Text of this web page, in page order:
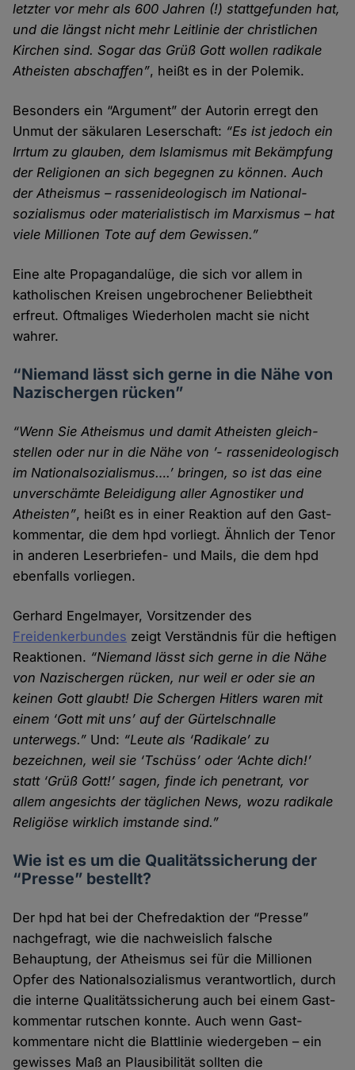
letzter vor mehr als 600 Jahren (!) statt­gefunden hat,
und die längst nicht mehr Leit­linie der christlichen
Kirchen sind. Sogar das Grüß Gott wollen radikale
Atheisten abschaffen”, heißt es in der Polemik.
Besonders ein “Argument” der Autorin erregt den
Unmut der säkularen Leser­schaft: “Es ist jedoch ein
Irr­tum zu glauben, dem Islamismus mit Bekämpfung
der Religionen an sich begegnen zu können. Auch
der Atheismus – rassen­ideologisch im National­
sozialismus oder materialistisch im Marxismus – hat
viele Millionen Tote auf dem Gewissen.”
Eine alte Propaganda­lüge, die sich vor allem in
katholischen Kreisen unge­brochener Beliebt­heit
erfreut. Oftmaliges Wieder­holen macht sie nicht
wahrer.
“Niemand lässt sich gerne in die Nähe von
Nazi­schergen rücken”
“Wenn Sie Atheismus und damit Atheisten gleich­
stellen oder nur in die Nähe von ’- rassenideologisch
im Nationalsozialismus….’ bringen, so ist das eine
unver­schämte Beleidigung aller Agnostiker und
Atheisten”, heißt es in einer Reaktion auf den Gast­
kommentar, die dem hpd vorliegt. Ähnlich der Tenor
in anderen Leser­briefen- und Mails, die dem hpd
ebenfalls vor­liegen.
Gerhard Engelmayer, Vorsitzender des
Freidenkerbundes zeigt Verständnis für die heftigen
Reaktionen. “Niemand lässt sich gerne in die Nähe
von Nazi­schergen rücken, nur weil er oder sie an
keinen Gott glaubt! Die Schergen Hitlers waren mit
einem ‘Gott mit uns’ auf der Gürtel­schnalle
unterwegs.” Und: “Leute als ‘Radikale’ zu
bezeichnen, weil sie ‘Tschüss’ oder ‘Achte dich!’
statt ‘Grüß Gott!’ sagen, finde ich penetrant, vor
allem angesichts der täglichen News, wozu radikale
Religiöse wirklich imstande sind.”
Wie ist es um die Qualitätssicherung der
“Presse” bestellt?
Der hpd hat bei der Chefredaktion der “Presse”
nachge­fragt, wie die nachweislich falsche
Behauptung, der Atheismus sei für die Millionen
Opfer des National­sozialismus verant­wortlich, durch
die interne Qualitäts­sicherung auch bei einem Gast­
kommentar rutschen konnte. Auch wenn Gast­
kommentare nicht die Blatt­linie wieder­geben – ein
gewisses Maß an Plausibilität sollten die